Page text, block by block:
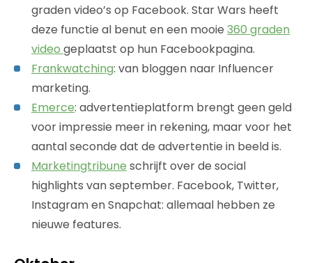
graden video’s op Facebook. Star Wars heeft
deze functie al benut en een mooie 360 graden
video geplaatst op hun Facebookpagina.
Frankwatching: van bloggen naar Influencer
marketing.
Emerce: advertentieplatform brengt geen geld
voor impressie meer in rekening, maar voor het
aantal seconde dat de advertentie in beeld is.
Marketingtribune schrijft over de social
highlights van september. Facebook, Twitter,
Instagram en Snapchat: allemaal hebben ze
nieuwe features.